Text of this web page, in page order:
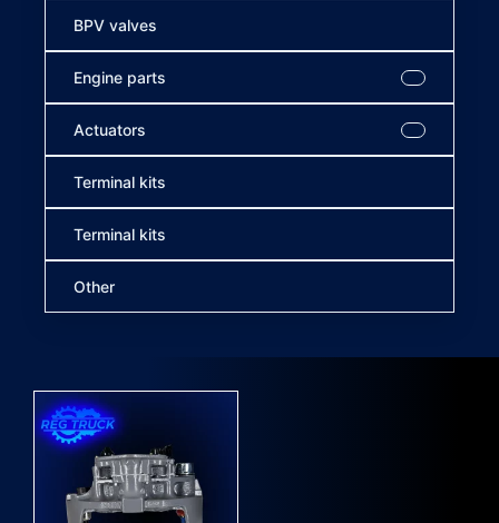
BPV valves
Engine parts
Actuators
Terminal kits
Terminal kits
Other